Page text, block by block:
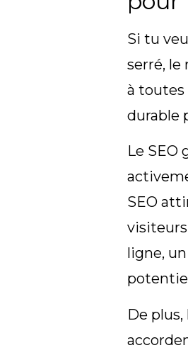
Si tu
serré,
à
durable
Le
SEO
ligne,
De